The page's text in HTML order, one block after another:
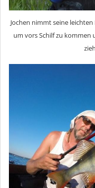
Jochen nimmt seine
um vors Schilf zu kommen